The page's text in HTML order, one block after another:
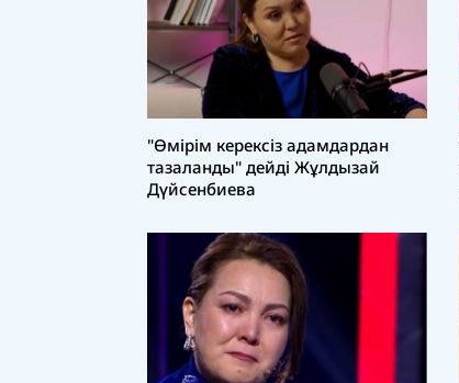
"Өмірім керексіз адамдардан
тазаланды" дейді Жұлдызай
Дүйсенбиева